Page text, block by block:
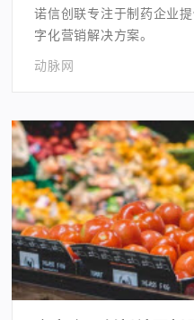
诺信创联专注于制药企业
字化营销解决方案。
动脉网